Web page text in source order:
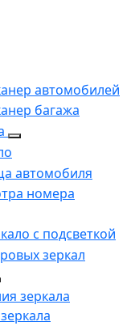
автомобилей
багажа
автомобиля
номера
с подсветкой
зеркал
зеркала